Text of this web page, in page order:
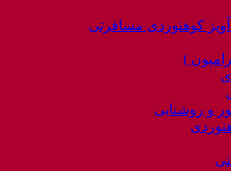
کوهنوردی مسافرتی
)
و روشنایی